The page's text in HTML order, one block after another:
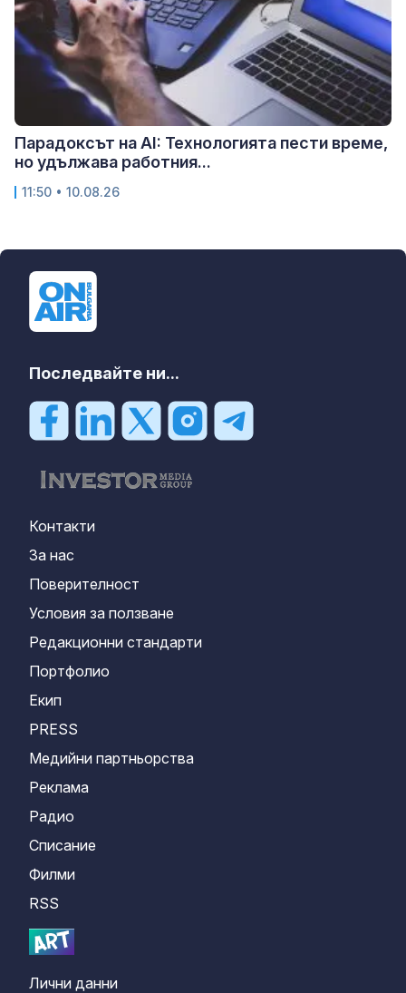
Парадоксът на AI: Технологията пести време,
но удължава работния...
11:50 • 10.08.26
Последвайте ни...
Контакти
За нас
Поверителност
Условия за ползване
Редакционни стандарти
Портфолио
Екип
PRESS
Медийни партньорства
Реклама
Радио
Списание
Филми
RSS
Лични данни